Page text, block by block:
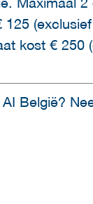
kost € 250
België?